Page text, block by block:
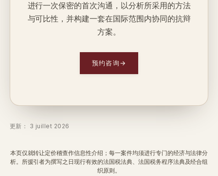
进行一次保密的首次沟通，以分析所采用的方法
与可比性，并构建一套在国际范围内协同的抗辩
方案。
预约咨询→
更新： 3 juillet 2026
本页仅就转让定价稽查作信息性介绍；每一案件均须进行专门的经济与法律分
析。所援引者为撰写之日现行有效的法国税法典、法国税务程序法典及经合组
织原则。